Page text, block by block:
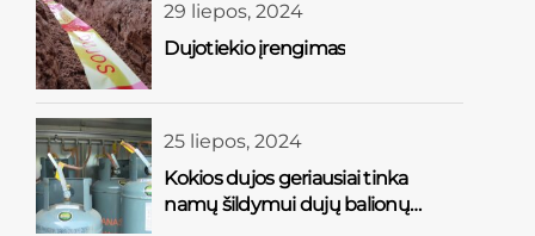
29 liepos, 2024
Dujotiekio įrengimas
25 liepos, 2024
Kokios dujos geriausiai tinka
namų šildymui dujų balionų